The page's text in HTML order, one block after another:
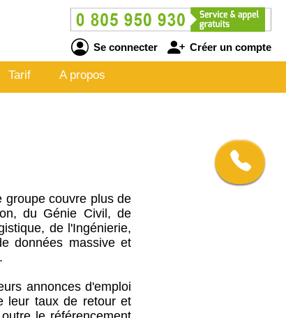
Se connecter Créer un compte
Tarif A propos
groupe couvre plus de
du Génie Civil, de
de l'Ingénierie,
données massive et
annonces d'emploi
leur taux de retour et